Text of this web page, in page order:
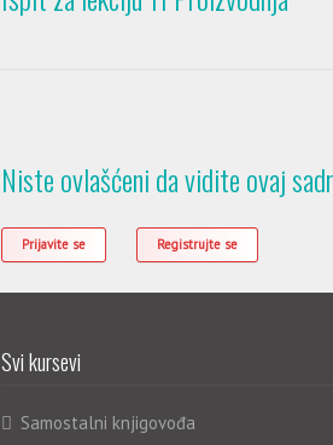
Niste ovlašćeni da vidite ovaj
Prijavite se Registrujte se
Svi kursevi
Samostalni knjigovođa